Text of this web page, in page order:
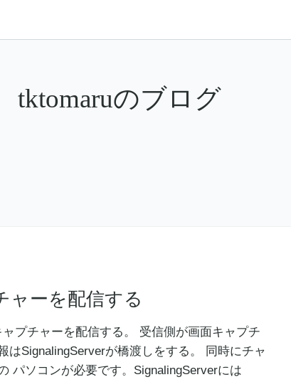
tktomaruのブログ
ャーを配信する
プチャーを配信する。 受信側が画面キャプチ
はSignalingServerが橋渡しをする。 同時にチャ
パソコンが必要です。SignalingServerには